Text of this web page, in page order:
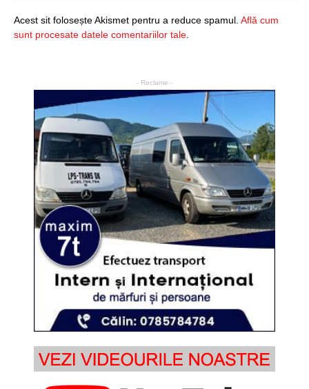
Acest sit folosește Akismet pentru a reduce spamul. Află cum
sunt procesate datele comentariilor tale.
- Reclame -